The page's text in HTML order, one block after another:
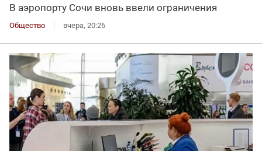
В аэропорту Сочи вновь ввели ограничения
Общество вчера, 20:26